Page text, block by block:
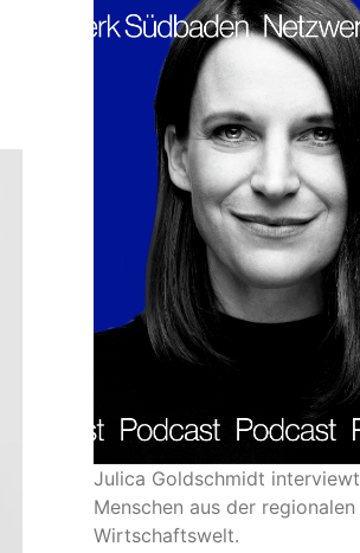
Julica Goldschmidt interviewt
Menschen aus der regionalen
Wirtschaftswelt.